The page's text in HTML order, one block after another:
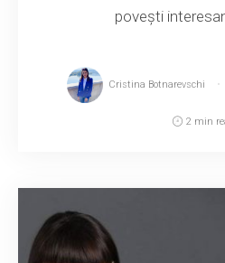
povești
Cristina Botnarevschi
2 min